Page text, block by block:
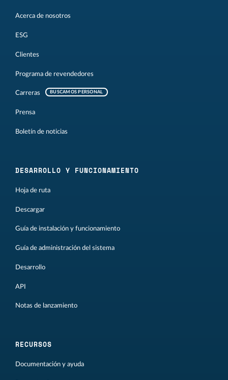
Acerca de nosotros
ESG
Clientes
Programa de revendedores
Carreras BUSCAMOS PERSONAL
Prensa
Boletín de noticias
DESARROLLO Y FUNCIONAMIENTO
Hoja de ruta
Descargar
Guía de instalación y funcionamiento
Guía de administración del sistema
Desarrollo
API
Notas de lanzamiento
RECURSOS
Documentación y ayuda